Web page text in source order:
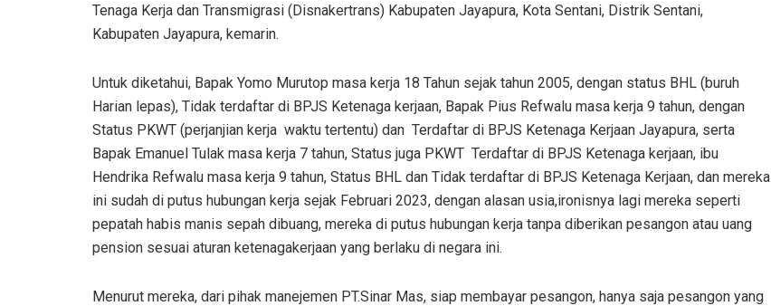
Tenaga Kerja dan Transmigrasi (Disnakertrans) Kabupaten Jayapura, Kota Sentani, Distrik Sentani,
Kabupaten Jayapura, kemarin.
Untuk diketahui, Bapak Yomo Murutop masa kerja 18 Tahun sejak tahun 2005, dengan status BHL (buruh
Harian lepas), Tidak terdaftar di BPJS Ketenaga kerjaan, Bapak Pius Refwalu masa kerja 9 tahun, dengan
Status PKWT (perjanjian kerja waktu tertentu) dan Terdaftar di BPJS Ketenaga Kerjaan Jayapura, serta
Bapak Emanuel Tulak masa kerja 7 tahun, Status juga PKWT Terdaftar di BPJS Ketenaga kerjaan, ibu
Hendrika Refwalu masa kerja 9 tahun, Status BHL dan Tidak terdaftar di BPJS Ketenaga Kerjaan, dan mereka
ini sudah di putus hubungan kerja sejak Februari 2023, dengan alasan usia,ironisnya lagi mereka seperti
pepatah habis manis sepah dibuang, mereka di putus hubungan kerja tanpa diberikan pesangon atau uang
pension sesuai aturan ketenagakerjaan yang berlaku di negara ini.
Menurut mereka, dari pihak manejemen PT.Sinar Mas, siap membayar pesangon, hanya saja pesangon yang